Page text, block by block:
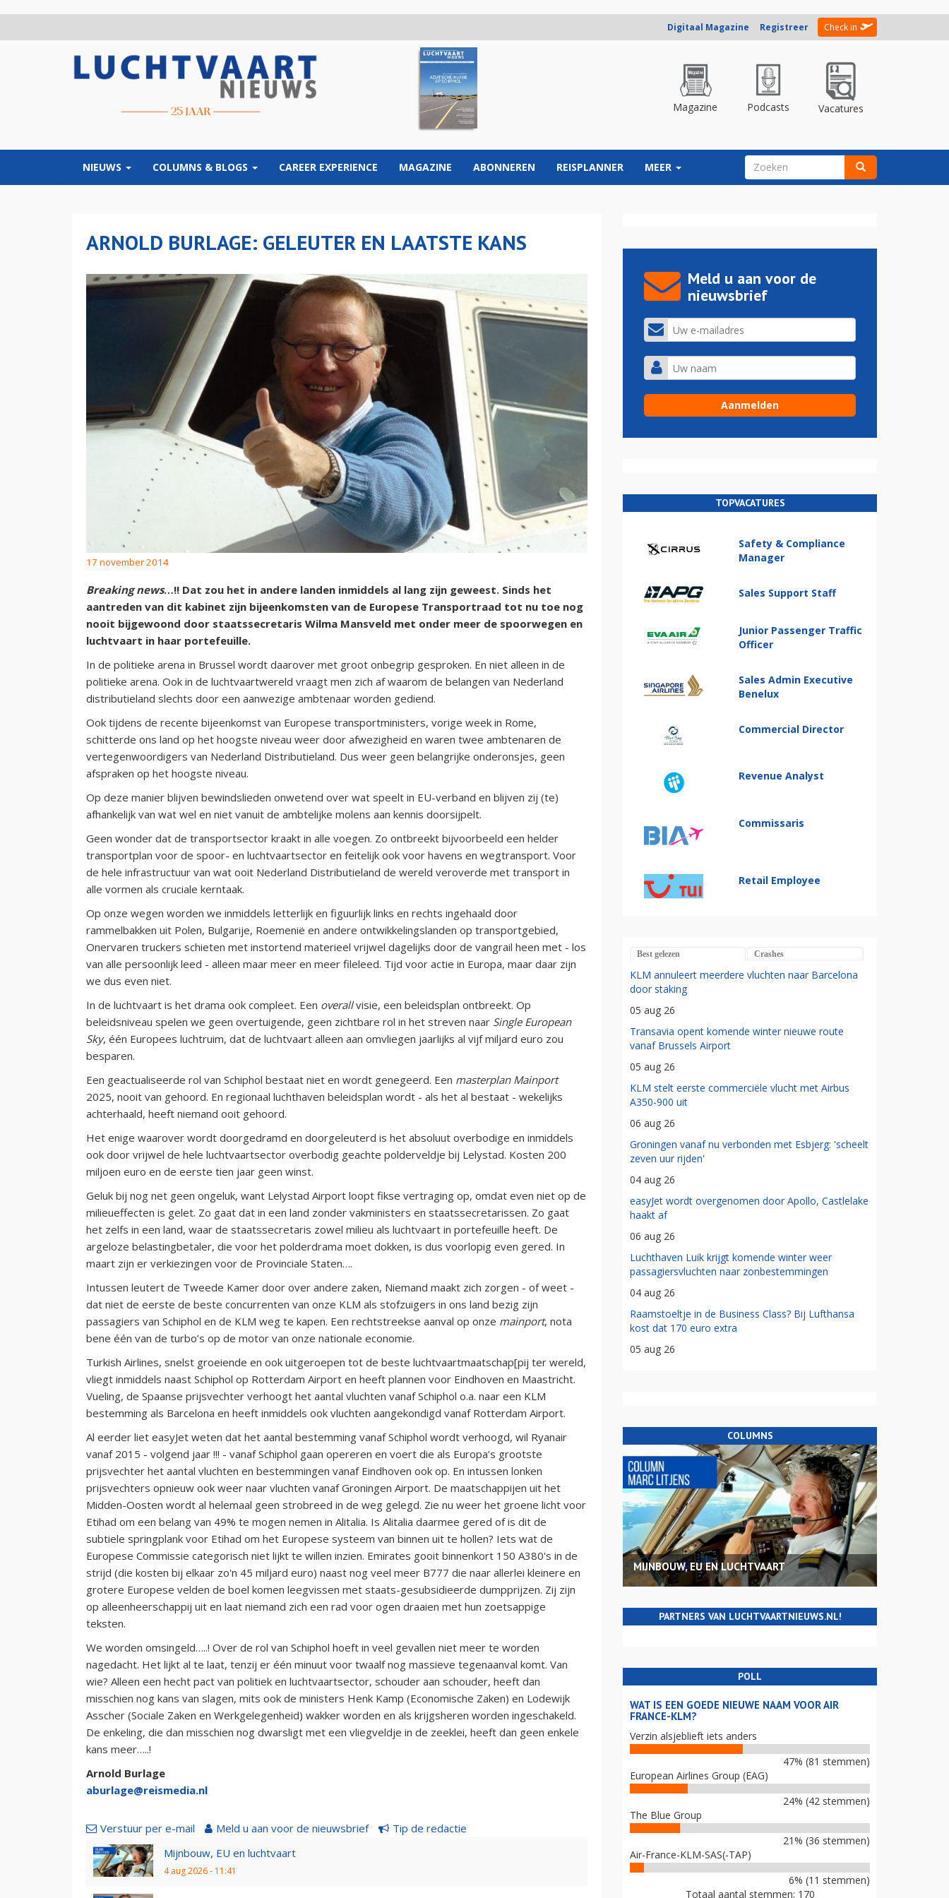
Digitaal Magazine Registreer Check in
Magazine Podcasts Vacatures
NIEUWS COLUMNS & BLOGS CAREER EXPERIENCE MAGAZINE ABONNEREN REISPLANNER MEER ZOEKVELD
ARNOLD BURLAGE: GELEUTER EN LAATSTE KANS
17 november 2014
Breaking news…!! Dat zou het in andere landen inmiddels al lang zijn geweest. Sinds het
aantreden van dit kabinet zijn bijeenkomsten van de Europese Transportraad tot nu toe nog
nooit bijgewoond door staatssecretaris Wilma Mansveld met onder meer de spoorwegen en
luchtvaart in haar portefeuille.
In de politieke arena in Brussel wordt daarover met groot onbegrip gesproken. En niet alleen in de
politieke arena. Ook in de luchtvaartwereld vraagt men zich af waarom de belangen van Nederland
distributieland slechts door een aanwezige ambtenaar worden gediend.
Ook tijdens de recente bijeenkomst van Europese transportministers, vorige week in Rome,
schitterde ons land op het hoogste niveau weer door afwezigheid en waren twee ambtenaren de
vertegenwoordigers van Nederland Distributieland. Dus weer geen belangrijke onderonsjes, geen
afspraken op het hoogste niveau.
Op deze manier blijven bewindslieden onwetend over wat speelt in EU-verband en blijven zij (te)
afhankelijk van wat wel en niet vanuit de ambtelijke molens aan kennis doorsijpelt.
Geen wonder dat de transportsector kraakt in alle voegen. Zo ontbreekt bijvoorbeeld een helder
transportplan voor de spoor- en luchtvaartsector en feitelijk ook voor havens en wegtransport. Voor
de hele infrastructuur van wat ooit Nederland Distributieland de wereld veroverde met transport in
alle vormen als cruciale kerntaak.
Op onze wegen worden we inmiddels letterlijk en figuurlijk links en rechts ingehaald door
rammelbakken uit Polen, Bulgarije, Roemenië en andere ontwikkelingslanden op transportgebied,
Onervaren truckers schieten met instortend materieel vrijwel dagelijks door de vangrail heen met - los
van alle persoonlijk leed - alleen maar meer en meer fileleed. Tijd voor actie in Europa, maar daar zijn
we dus even niet.
In de luchtvaart is het drama ook compleet. Een overallvisie, een beleidsplan ontbreekt. Op
beleidsniveau spelen we geen overtuigende, geen zichtbare rol in het streven naar Single European
Sky, één Europees luchtruim, dat de luchtvaart alleen aan omvliegen jaarlijks al vijf miljard euro zou
besparen.
Een geactualiseerde rol van Schiphol bestaat niet en wordt genegeerd. Een masterplan Mainport
2025, nooit van gehoord. En regionaal luchthaven beleidsplan wordt - als het al bestaat - wekelijks
achterhaald, heeft niemand ooit gehoord.
Het enige waarover wordt doorgedramd en doorgeleuterd is het absoluut overbodige en inmiddels
ook door vrijwel de hele luchtvaartsector overbodig geachte polderveldje bij Lelystad. Kosten 200
miljoen euro en de eerste tien jaar geen winst.
Geluk bij nog net geen ongeluk, want Lelystad Airport loopt fikse vertraging op, omdat even niet op de
milieueffecten is gelet. Zo gaat dat in een land zonder vakministers en staatssecretarissen. Zo gaat
het zelfs in een land, waar de staatssecretaris zowel milieu als luchtvaart in portefeuille heeft. De
argeloze belastingbetaler, die voor het polderdrama moet dokken, is dus voorlopig even gered. In
maart zijn er verkiezingen voor de Provinciale Staten….
Intussen leutert de Tweede Kamer door over andere zaken, Niemand maakt zich zorgen - of weet -
dat niet de eerste de beste concurrenten van onze KLM als stofzuigers in ons land bezig zijn
passagiers van Schiphol en de KLM weg te kapen. Een rechtstreekse aanval op onze mainport, nota
bene één van de turbo’s op de motor van onze nationale economie.
Turkish Airlines, snelst groeiende en ook uitgeroepen tot de beste luchtvaartmaatschap[pij ter wereld,
vliegt inmiddels naast Schiphol op Rotterdam Airport en heeft plannen voor Eindhoven en Maastricht.
Vueling, de Spaanse prijsvechter verhoogt het aantal vluchten vanaf Schiphol o.a. naar een KLM
bestemming als Barcelona en heeft inmiddels ook vluchten aangekondigd vanaf Rotterdam Airport.
Al eerder liet easyJet weten dat het aantal bestemming vanaf Schiphol wordt verhoogd, wil Ryanair
vanaf 2015 - volgend jaar !!! - vanaf Schiphol gaan opereren en voert die als Europa’s grootste
prijsvechter het aantal vluchten en bestemmingen vanaf Eindhoven ook op. En intussen lonken
prijsvechters opnieuw ook weer naar vluchten vanaf Groningen Airport. De maatschappijen uit het
Midden-Oosten wordt al helemaal geen strobreed in de weg gelegd. Zie nu weer het groene licht voor
Etihad om een belang van 49% te mogen nemen in Alitalia. Is Alitalia daarmee gered of is dit de
subtiele springplank voor Etihad om het Europese systeem van binnen uit te hollen? Iets wat de
Europese Commissie categorisch niet lijkt te willen inzien. Emirates gooit binnenkort 150 A380's in de
strijd (die kosten bij elkaar zo'n 45 miljard euro) naast nog veel meer B777 die naar allerlei kleinere en
grotere Europese velden de boel komen leegvissen met staats-gesubsidieerde dumpprijzen. Zij zijn
op alleenheerschappij uit en laat niemand zich een rad voor ogen draaien met hun zoetsappige
teksten.
We worden omsingeld…..! Over de rol van Schiphol hoeft in veel gevallen niet meer te worden
nagedacht. Het lijkt al te laat, tenzij er één minuut voor twaalf nog massieve tegenaanval komt. Van
wie? Alleen een hecht pact van politiek en luchtvaartsector, schouder aan schouder, heeft dan
misschien nog kans van slagen, mits ook de ministers Henk Kamp (Economische Zaken) en Lodewijk
Asscher (Sociale Zaken en Werkgelegenheid) wakker worden en als krijgsheren worden ingeschakeld.
De enkeling, die dan misschien nog dwarsligt met een vliegveldje in de zeeklei, heeft dan geen enkele
kans meer…..!
Arnold Burlage
aburlage@reismedia.nl
Verstuur per e-mail Meld u aan voor de nieuwsbrief
Tip de redactie
Mijnbouw, EU en luchtvaart
4 aug 2026 - 11:41
Meld u aan voor de
nieuwsbrief
TOPVACATURES
Safety & Compliance
Manager
Sales Support Staff
Junior Passenger Traffic
Officer
Sales Admin Executive
Benelux
Commercial Director
Revenue Analyst
Commissaris
Retail Employee
Best gelezen Crashes
KLM annuleert meerdere vluchten naar Barcelona
door staking
05 aug 26
Transavia opent komende winter nieuwe route
vanaf Brussels Airport
05 aug 26
KLM stelt eerste commerciële vlucht met Airbus
A350-900 uit
06 aug 26
Groningen vanaf nu verbonden met Esbjerg: 'scheelt
zeven uur rijden'
04 aug 26
easyJet wordt overgenomen door Apollo, Castlelake
haakt af
06 aug 26
Luchthaven Luik krijgt komende winter weer
passagiersvluchten naar zonbestemmingen
04 aug 26
Raamstoeltje in de Business Class? Bij Lufthansa
kost dat 170 euro extra
05 aug 26
COLUMNS
MIJNBOUW, EU EN LUCHTVAART
PARTNERS VAN LUCHTVAARTNIEUWS.NL!
POLL
WAT IS EEN GOEDE NIEUWE NAAM VOOR AIR
FRANCE-KLM?
Verzin alsjeblieft iets anders
47% (81 stemmen)
European Airlines Group (EAG)
24% (42 stemmen)
The Blue Group
21% (36 stemmen)
Air-France-KLM-SAS(-TAP)
6% (11 stemmen)
Totaal aantal stemmen: 170